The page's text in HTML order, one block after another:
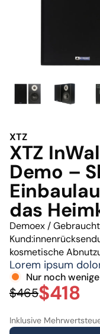
XTZ
XTZ
Demo –
das
Demoex /
kosmetische
Lorem ipsum
Nur noch
$465$418
Inklusive